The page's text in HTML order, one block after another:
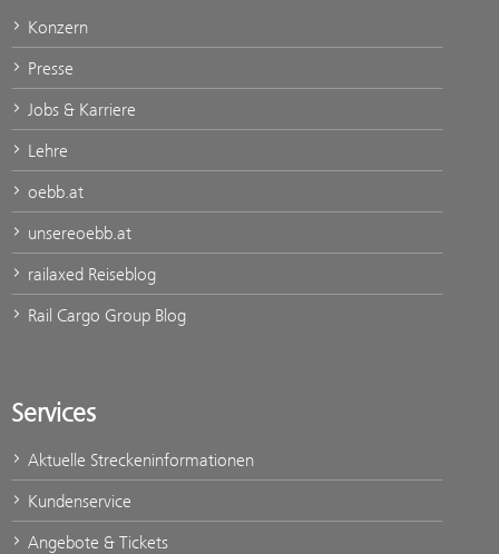
Konzern
Presse
Jobs & Karriere
Lehre
oebb.at
unsereoebb.at
railaxed Reiseblog
Rail Cargo Group Blog
Services
Aktuelle Streckeninformationen
Kundenservice
Angebote & Tickets